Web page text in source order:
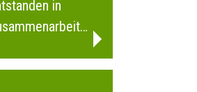
in
Schülern